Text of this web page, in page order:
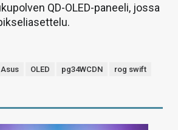
QD-OLED-paneeli, jossa
Asus OLED pg34WCDN
rog swift